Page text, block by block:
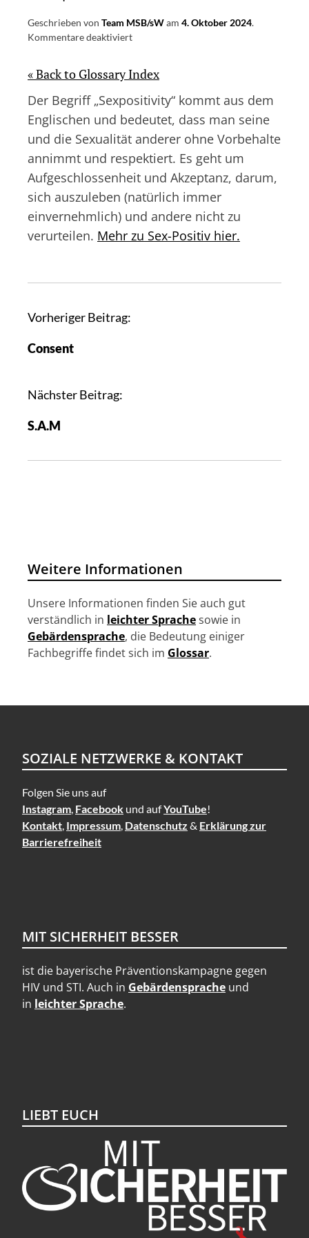
Geschrieben von Team MSB/sWam 4. Oktober 2024.
Kommentare deaktiviertfür
« Back to Glossary Index
Der Begriff „Sexpositivity“ kommt aus dem
Englischen und bedeutet, dass man seine
und die Sexualität anderer ohne Vorbehalte
annimmt und respektiert. Es geht um
Aufgeschlossenheit und Akzeptanz, darum,
sich auszuleben (natürlich immer
einvernehmlich) und andere nicht zu
verurteilen. Mehr zu Sex-Positiv hier.
B
i
r
g
n
t
i
o
n
Vorheriger Beitrag:
Consent
Nächster Beitrag:
S.A.M
Weitere Informationen
Unsere Informationen finden Sie auch gut
verständlich in leichter Sprachesowie in
Gebärdensprache, die Bedeutung einiger
Fachbegriffe findet sich im Glossar.
SOZIALE NETZWERKE & KONTAKT
Folgen Sie uns auf
Instagram, Facebook und aufYouTube!
Kontakt, Impressum, Datenschutz & Erklärung zur
Barrierefreiheit
MIT SICHERHEIT BESSER
ist die bayerische Präventionskampagne gegen
HIV und STI. Auch in Gebärdensprache und
in leichter Sprache.
LIEBT EUCH